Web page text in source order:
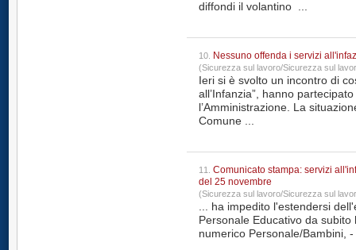
diffondi il volantino ...
10. Nessuno offenda i servizi
(Sicurezza sul lavoro/Sicurezza sul
Ieri si è svolto un incontro di
all’Infanzia”, hanno
l’Amministrazione. La
Comune ...
11. Comunicato stampa: servizi
del 25 novembre
(Sicurezza sul lavoro/Sicurezza sul
... ha impedito l'estendersi
Personale Educativo da
numerico Personale/Bambini,